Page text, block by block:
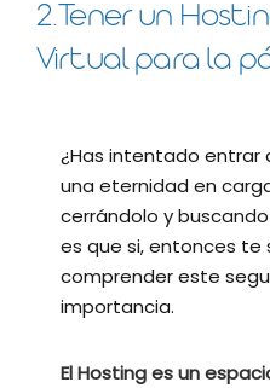
2.Tener un
Virtual para la
¿Has intentado entrar
una eternidad en
cerrándolo y
es que si, entonces te
comprender este
importancia.
El Hosting es un